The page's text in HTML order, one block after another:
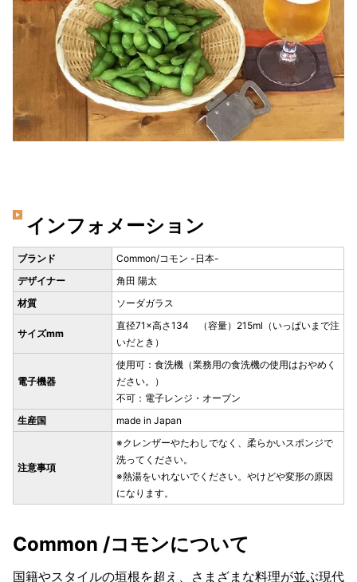
インフォメーション
ブランド
Common/コモン -日本-
デザイナー
角田 陽太
材質
ソーダガラス
サイズmm
直径71×高さ134 （容量）215ml（いっぱいまで注
いだとき）
電子機器
使用可：食洗機（業務用の食洗機の使用はおやめく
ださい。）
不可：電子レンジ・オーブン
生産国
made in Japan
注意事項
※クレンザーやたわしでなく、柔らかいスポンジで
洗ってください。
※熱湯をいれないでください。やけどや変形の原因
になります。
Common /コモンについて
国籍やスタイルの垣根を超え、さまざまな料理が並ぶ現代